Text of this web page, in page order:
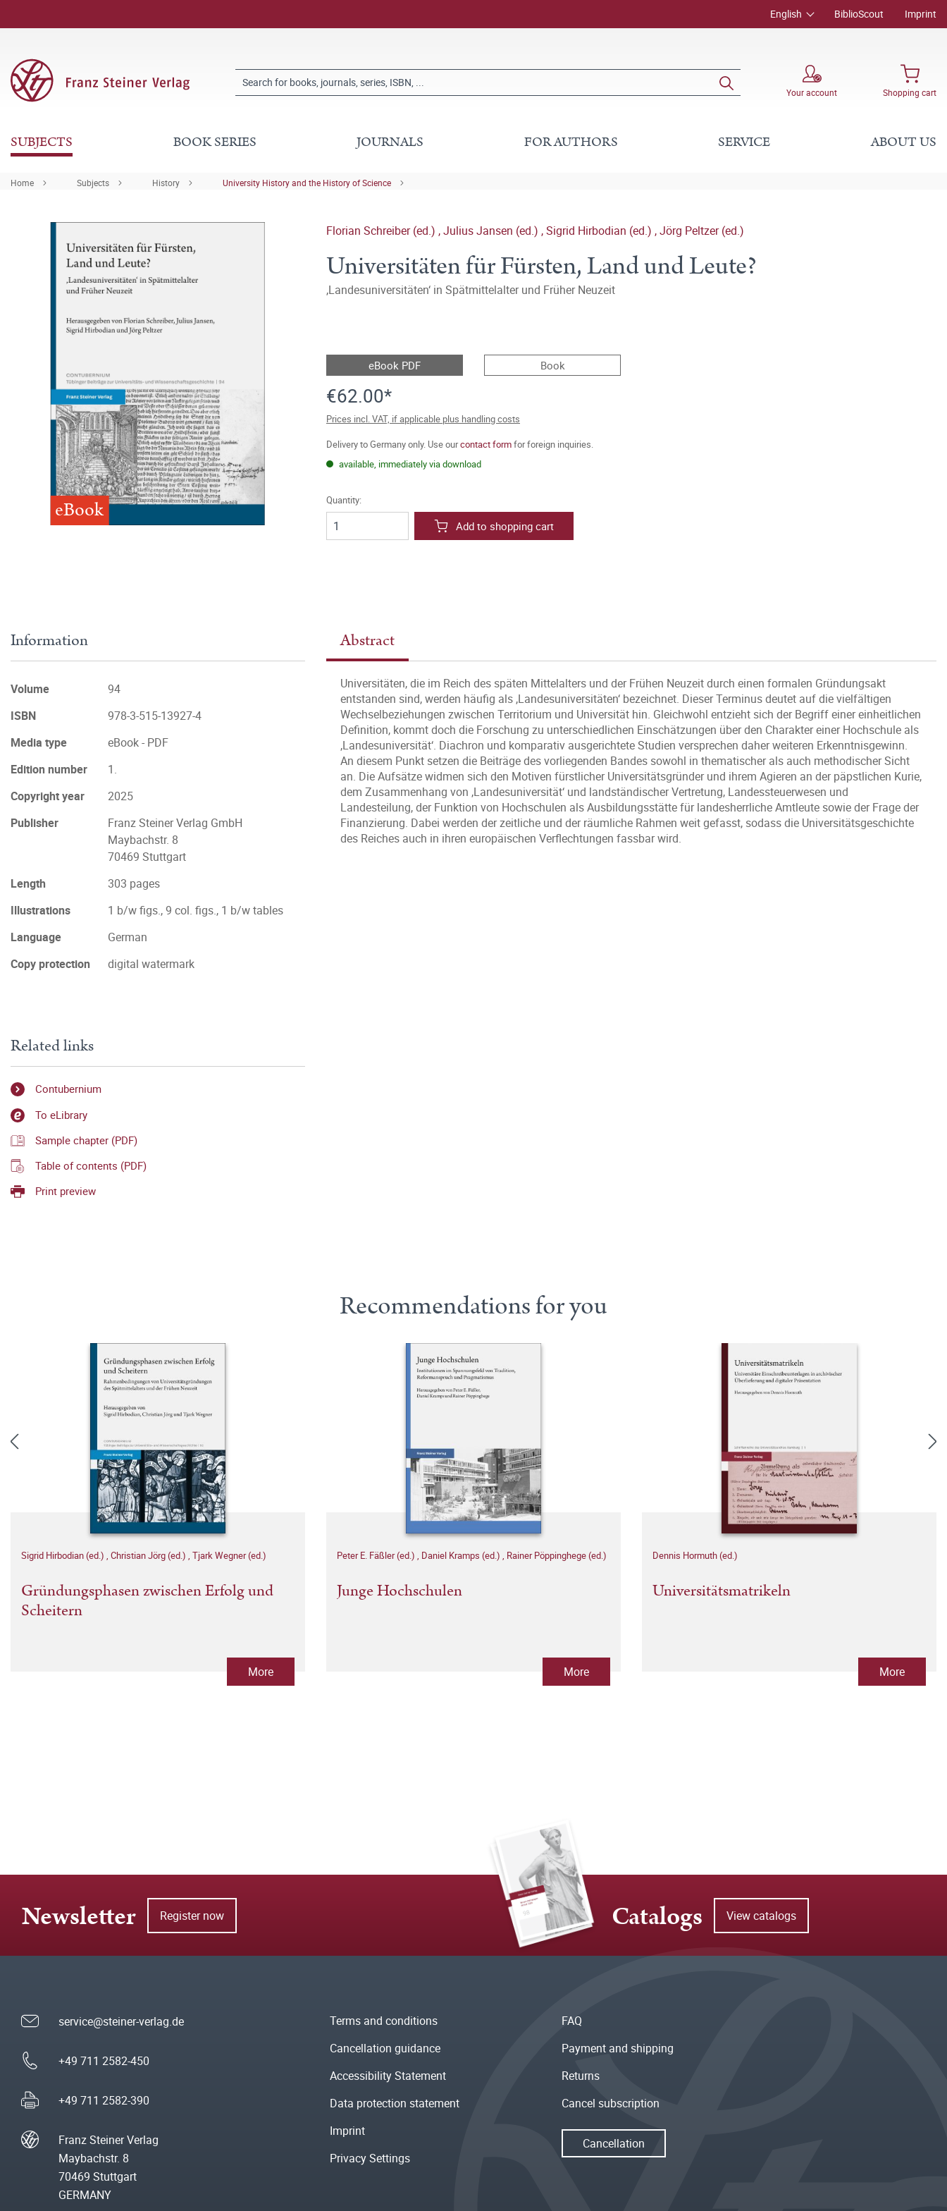
English BiblioScout Imprint
Your account Shopping cart
SUBJECTS BOOK SERIES JOURNALS FOR AUTHORS SERVICE ABOUT US
Home Subjects History University History and the History of Science
eBook
Florian Schreiber (ed.) ,Julius Jansen (ed.) ,Sigrid Hirbodian (ed.) ,Jörg Peltzer (ed.)
Universitäten für Fürsten, Land und Leute?
‚Landesuniversitäten‘ in Spätmittelalter und Früher Neuzeit
eBook PDF Book
€62.00*
Prices incl. VAT, if applicable plus handling costs
Delivery to Germany only. Use ourcontact formfor foreign inquiries.
available, immediately via download
Quantity:
Add to shopping cart
Abstract
Universitäten, die im Reich des späten Mittelalters und der Frühen Neuzeit durch einen formalen Gründungsakt
entstanden sind, werden häufig als ‚Landesuniversitäten‘ bezeichnet. Dieser Terminus deutet auf die vielfältigen
Wechselbeziehungen zwischen Territorium und Universität hin. Gleichwohl entzieht sich der Begriff einer einheitlichen
Definition, kommt doch die Forschung zu unterschiedlichen Einschätzungen über den Charakter einer Hochschule als
‚Landesuniversität‘. Diachron und komparativ ausgerichtete Studien versprechen daher weiteren Erkenntnisgewinn.
An diesem Punkt setzen die Beiträge des vorliegenden Bandes sowohl in thematischer als auch methodischer Sicht
an. Die Aufsätze widmen sich den Motiven fürstlicher Universitätsgründer und ihrem Agieren an der päpstlichen Kurie,
dem Zusammenhang von ‚Landesuniversität‘ und landständischer Vertretung, Landessteuerwesen und
Landesteilung, der Funktion von Hochschulen als Ausbildungsstätte für landesherrliche Amtleute sowie der Frage der
Finanzierung. Dabei werden der zeitliche und der räumliche Rahmen weit gefasst, sodass die Universitätsgeschichte
des Reiches auch in ihren europäischen Verflechtungen fassbar wird.
Information
Volume
94
ISBN
978-3-515-13927-4
Media type
eBook - PDF
Edition number
1.
Copyright year
2025
Publisher
Franz Steiner Verlag GmbH
Maybachstr. 8
70469 Stuttgart
Length
303 pages
Illustrations
1 b/w figs., 9 col. figs., 1 b/w tables
Language
German
Copy protection
digital watermark
Related links
Contubernium
To eLibrary
Sample chapter (PDF)
Table of contents (PDF)
Print preview
Recommendations for you
Sigrid Hirbodian (ed.) , Christian Jörg (ed.) , Tjark Wegner (ed.)
Gründungsphasen zwischen Erfolg und
Scheitern
More
Peter E. Fäßler (ed.) , Daniel Kramps (ed.) , Rainer Pöppinghege (ed.)
Junge Hochschulen
More
Dennis Hormuth (ed.)
Universitätsmatrikeln
More
Newsletter Register now Catalogs View catalogs
service@steiner-verlag.de
+49 711 2582-450
+49 711 2582-390
Franz Steiner Verlag
Maybachstr. 8
70469 Stuttgart
GERMANY
Terms and conditions
Cancellation guidance
Accessibility Statement
Data protection statement
Imprint
Privacy Settings
FAQ
Payment and shipping
Returns
Cancel subscription
Cancellation